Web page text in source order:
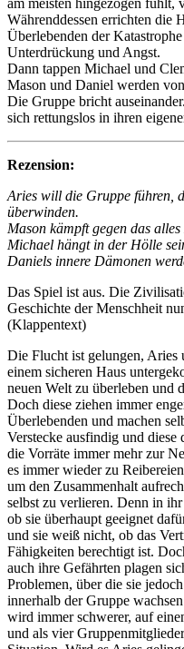
Währenddessen errichten die
Überlebenden der
Unterdrückung und Angst.
Dann tappen Michael und
Mason und Daniel werden
Die Gruppe bricht
sich rettungslos in ihren
Rezension:
Aries will die Gruppe führen,
überwinden.
Mason kämpft gegen das alles
Michael hängt in der Hölle
Daniels innere Dämonen
Das Spiel ist aus. Die
Geschichte der Menschheit
(Klappentext)
Die Flucht ist gelungen, Aries
einem sicheren Haus
neuen Welt zu überleben und
Doch diese ziehen immer
Überlebenden und machen
Verstecke ausfindig und diese
die Vorräte immer mehr zur
es immer wieder zu
um den Zusammenhalt
selbst zu verlieren. Denn in
ob sie überhaupt geeignet
und sie weiß nicht, ob das
Fähigkeiten berechtigt ist.
auch ihre Gefährten plagen
Problemen, über die sie
innerhalb der Gruppe
wird immer schwerer, auf
und als vier